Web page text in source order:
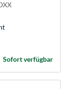
Sofort verfügbar